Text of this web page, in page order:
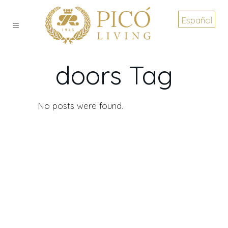
Español
doors Tag
No posts were found.